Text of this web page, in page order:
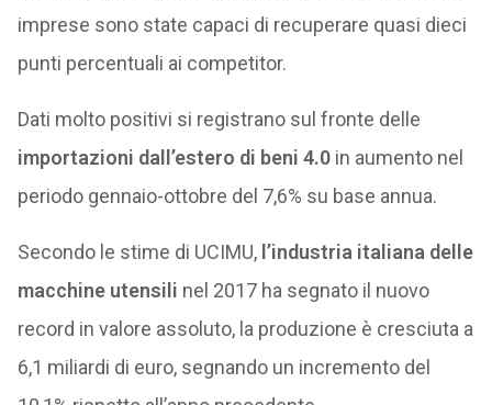
imprese sono state capaci di recuperare quasi dieci
punti percentuali ai competitor.
Dati molto positivi si registrano sul fronte delle
importazioni dall’estero di beni 4.0in aumento nel
periodo gennaio-ottobre del 7,6% su base annua.
Secondo le stime di UCIMU,l’industria italiana delle
macchine utensili nel 2017 ha segnato il nuovo
record in valore assoluto, la produzione è cresciuta a
6,1 miliardi di euro, segnando un incremento del